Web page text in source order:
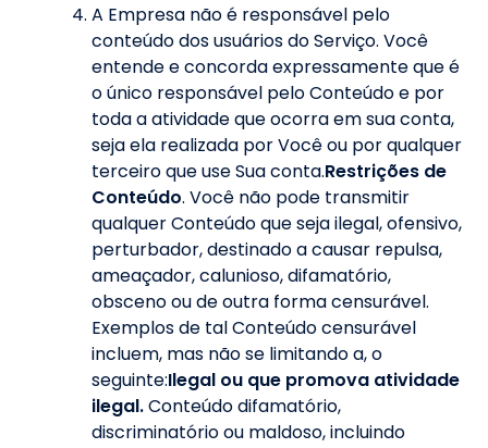
A Empresa não é responsável pelo
conteúdo dos usuários do Serviço. Você
entende e concorda expressamente que é
o único responsável pelo Conteúdo e por
toda a atividade que ocorra em sua conta,
seja ela realizada por Você ou por qualquer
terceiro que use Sua conta.Restrições de
Conteúdo. Você não pode transmitir
qualquer Conteúdo que seja ilegal, ofensivo,
perturbador, destinado a causar repulsa,
ameaçador, calunioso, difamatório,
obsceno ou de outra forma censurável.
Exemplos de tal Conteúdo censurável
incluem, mas não se limitando a, o
seguinte:Ilegal ou que promova atividade
ilegal.Conteúdo difamatório,
discriminatório ou maldoso, incluindo